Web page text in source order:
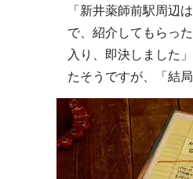
「新井薬師前駅周辺
で、紹介してもらっ
入り、即決しました
たそうですが、「結